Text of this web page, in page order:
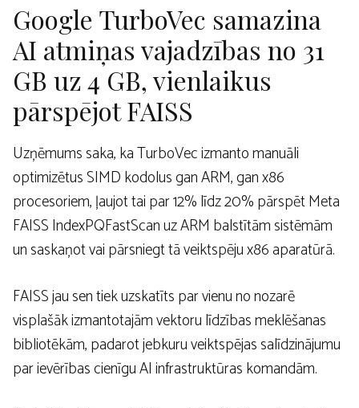
Google TurboVec samazina
AI atmiņas vajadzības no 31
GB uz 4 GB, vienlaikus
pārspējot FAISS
Uzņēmums saka, ka TurboVec izmanto manuāli
optimizētus SIMD kodolus gan ARM, gan x86
procesoriem, ļaujot tai par 12% līdz 20% pārspēt Meta
FAISS IndexPQFastScan uz ARM balstītām sistēmām
un saskaņot vai pārsniegt tā veiktspēju x86 aparatūrā.
FAISS jau sen tiek uzskatīts par vienu no nozarē
visplašāk izmantotajām vektoru līdzības meklēšanas
bibliotēkām, padarot jebkuru veiktspējas salīdzinājumu
par ievērības cienīgu AI infrastruktūras komandām.